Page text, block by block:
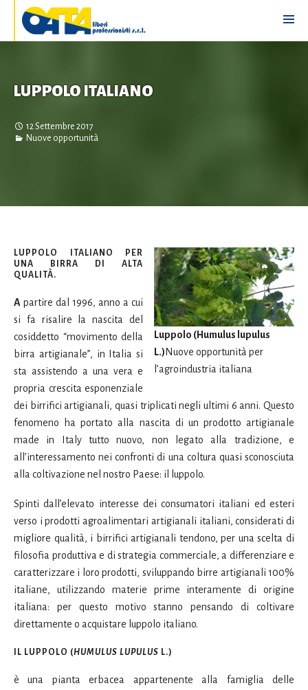
LUPPOLO ITALIANO
12 Settembre 2017
Nuove opportunità
Luppolo (Humulus lupulus
L.) Nuove opportunità per
l’agroindustria italiana
LUPPOLO ITALIANO PER
UNA BIRRA DI ALTA
QUALITÀ.
A partire dal 1996, anno a cui
si fa risalire la nascita del
cosiddetto “movimento della
birra artigianale”, in Italia si
sta assistendo a una vera e
propria crescita esponenziale
dei birrifici artigianali, quasi triplicati negli ultimi 6 anni. Questo
fenomeno ha portato alla nascita di un prodotto artigianale
made in Italy tutto nuovo, non legato alla tradizione, e
all’interessamento nei confronti di una coltura quasi sconosciuta
alla coltivazione nel nostro Paese: il luppolo.
Spinti dall’elevato interesse dei consumatori italiani ed esteri
verso i prodotti agroalimentari artigianali italiani, considerati di
migliore qualità, i birrifici artigianali tendono, per una scelta di
filosofia produttiva e di strategia commerciale, a differenziare e
caratterizzare i loro prodotti, sviluppando birre artigianali 100%
italiane, utilizzando materie prime interamente di origine
italiana: per questo motivo stanno pensando di coltivare
direttamente o acquistare luppolo italiano.
IL LUPPOLO (HUMULUS LUPULUS L.)
è una pianta erbacea appartenente alla famiglia delle